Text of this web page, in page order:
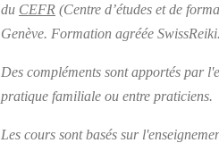
du CEFR (Centre d’études et de
Genève. Formation agréée SwissReiki.
Des compléments sont apportés par
pratique familiale ou entre praticiens.
Les cours sont basés sur